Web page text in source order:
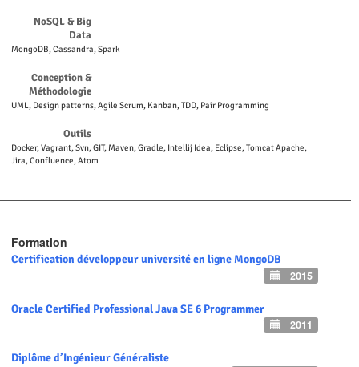
NoSQL & Big
Data
MongoDB, Cassandra, Spark
Conception &
Méthodologie
UML, Design patterns, Agile Scrum, Kanban, TDD, Pair Programming
Outils
Docker, Vagrant, Svn, GIT, Maven, Gradle, Intellij Idea, Eclipse, Tomcat Apache,
Jira, Confluence, Atom
Formation
Certification développeur université en ligne MongoDB
2015
Oracle Certified Professional Java SE 6 Programmer
2011
Diplôme d’Ingénieur Généraliste